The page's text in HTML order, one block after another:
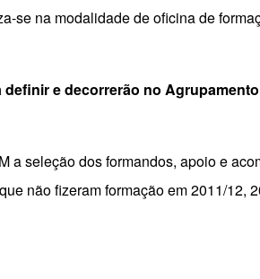
se na modalidade de oficina de
e decorrerão no
a seleção dos formandos, apoio e
não fizeram formação em 2011/12,